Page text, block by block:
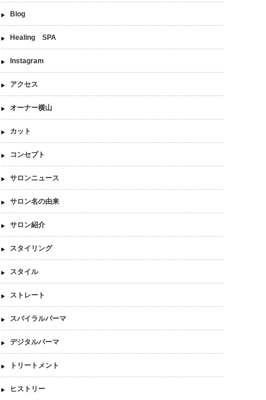
Blog
Healing SPA
Instagram
アクセス
オーナー横山
カット
コンセプト
サロンニュース
サロン名の由来
サロン紹介
スタイリング
スタイル
ストレート
スパイラルパーマ
デジタルパーマ
トリートメント
ヒストリー